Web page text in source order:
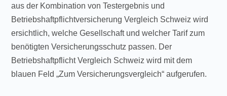
aus der Kombination von Testergebnis und
Betriebshaftpflichtversicherung Vergleich Schweiz wird
ersichtlich, welche Gesellschaft und welcher Tarif zum
benötigten Versicherungsschutz passen. Der
Betriebshaftpflicht Vergleich Schweiz wird mit dem
blauen Feld „Zum Versicherungsvergleich“ aufgerufen.